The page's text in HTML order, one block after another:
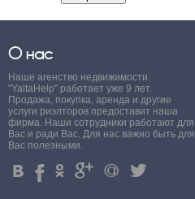
О нас
Наше агенство недвижимости
"YaltaHelp" работает уже 9 лет.
Продажа, покупка, аренда и другие
услуги риэлторов предоставит наша
фирма. Наши сотрудники работают для
Вас и ради Вас. Для нас важно быть для
Вас полезными.
4 % . ' + 3